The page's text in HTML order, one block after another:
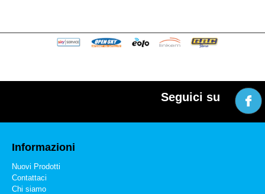
Seguici su
Informazioni
Nuovi Prodotti
Contattaci
Chi siamo